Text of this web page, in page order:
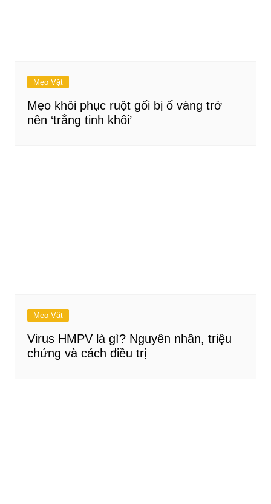
Mẹo Vặt
Mẹo khôi phục ruột gối bị ố vàng trở
nên ‘trắng tinh khôi’
Mẹo Vặt
Virus HMPV là gì? Nguyên nhân, triệu
chứng và cách điều trị